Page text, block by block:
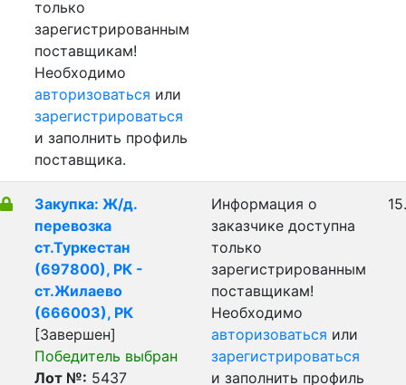
только
зарегистрированным
поставщикам!
Необходимо
авторизоваться или
зарегистрироваться
и заполнить профиль
поставщика.
Закупка: Ж/д.
перевозка
ст.Туркестан
(697800), РК -
ст.Жилаево
(666003), РК
[Завершен]
Победитель выбран
Лот №: 5437
Информация о
заказчике доступна
только
зарегистрированным
поставщикам!
Необходимо
авторизоваться или
зарегистрироваться
и заполнить профиль